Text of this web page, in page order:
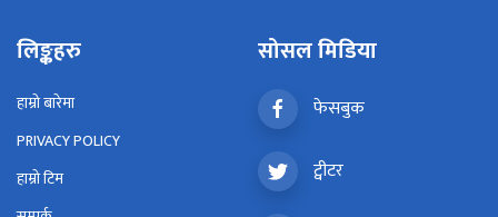
लिङ्कहरु
हाम्रो बारेमा
PRIVACY POLICY
हाम्रो टिम
सोसल मिडिया
फेसबुक
ट्वीटर